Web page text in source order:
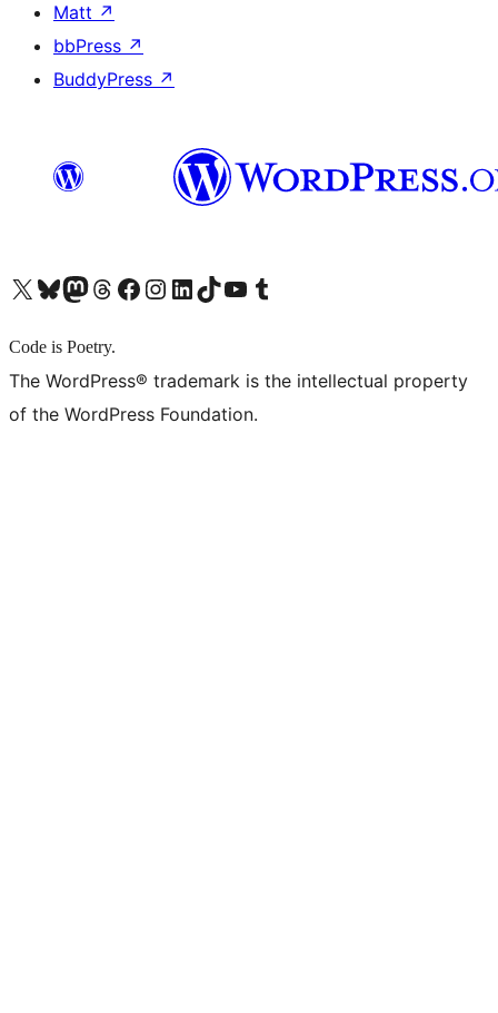
Matt ↗
bbPress ↗
BuddyPress ↗
X (旧 Twitter) アカウントへBluesky アカウントへMastodon アカウントへThreads アカウントへ Facebook ページへInstagram アカウントへ LinkedIn アカウントへTikTok アカウントへYouTube チャンネルへ Tumblr アカウントへ
Code is Poetry.
The WordPress® trademark is the intellectual property
of the WordPress Foundation.